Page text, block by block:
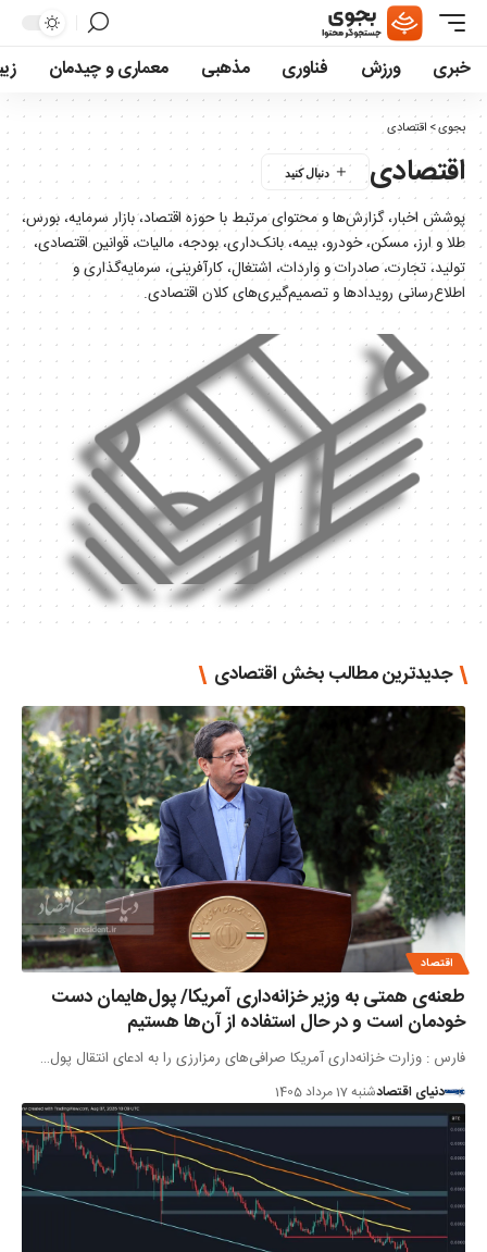
خبری ورزش فناوری مذهبی معماری و چیدمان
بجوی> اقتصادی
اقتصادی
پوشش اخبار، گزارش‌ها و محتوای مرتبط با حوزه اقتصاد، بازار سرمایه، بورس،
طلا و ارز، مسکن، خودرو، بیمه، بانک‌داری، بودجه، مالیات، قوانین اقتصادی،
تولید، تجارت، صادرات و واردات، اشتغال، کارآفرینی، سرمایه‌گذاری و
اطلاع‌رسانی رویدادها و تصمیم‌گیری‌های کلان اقتصادی.
جدیدترین مطالب بخش اقتصادی
اقتصاد
طعنه‌ی‌ همتی به وزیر خزانه‌داری آمریکا/ پول‌هایمان دست
خودمان است و در حال استفاده از آن‌ها هستیم
فارس : وزارت خزانه‌داری آمریکا صرافی‌های رمزارزی را به ادعای انتقال پول…
دنیای اقتصادشنبه 17 مرداد 1405